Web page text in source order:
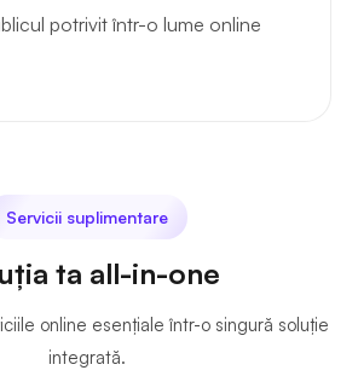
potrivit într-o lume online
Servicii suplimentare
ta all-in-one
online esențiale într-o singură soluție
integrată.